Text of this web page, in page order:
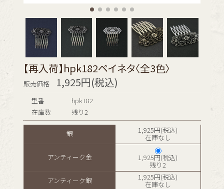
【再入荷】hpk182ペイネタ〈全3色〉
販売価格 1,925円(税込)
型番
hpk182
在庫数
残り2
銀
1,925円(税込)
在庫なし
アンティーク金
1,925円(税込)
残り2
アンティーク銀
1,925円(税込)
在庫なし